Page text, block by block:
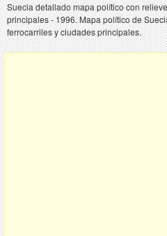
Suecia detallado mapa político con
principales - 1996. Mapa político de
ferrocarriles y ciudades principales.